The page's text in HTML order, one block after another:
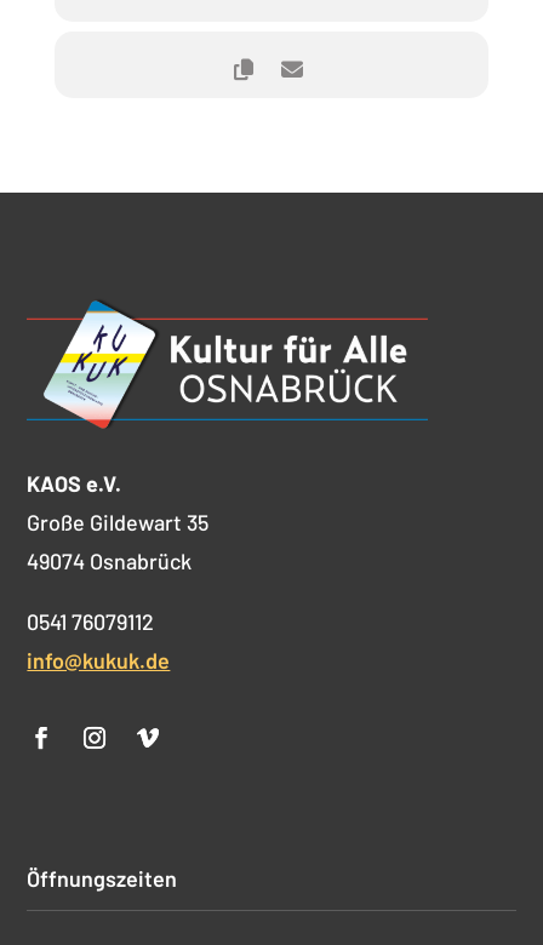
KAOS e.V.
Große Gildewart 35
49074 Osnabrück
0541 76079112
info@kukuk.de
Öffnungszeiten